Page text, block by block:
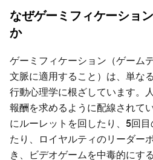
なぜゲーミフィケーショ
か
ゲーミフィケーション（ゲーム
文脈に適用すること）は、単な
行動心理学に根ざしています。
報酬を求めるように配線されて
にルーレットを回したり、5回
たり、ロイヤルティのリーダー
き、ビデオゲームを中毒的にす